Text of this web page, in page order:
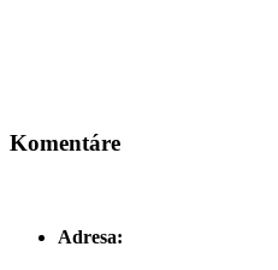
Komentáre
Adresa: